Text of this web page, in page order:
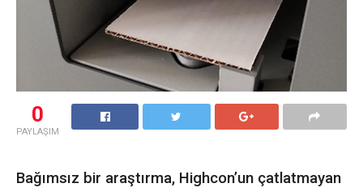
0
PAYLAŞIM
Bağımsız bir araştırma, Highcon’un çatlatmayan